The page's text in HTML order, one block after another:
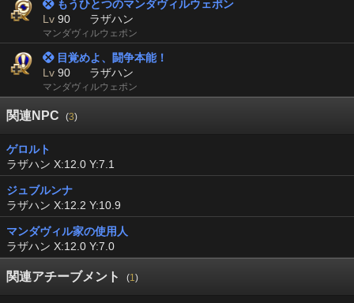
 もうひとつのマンダヴィルウェポン
Lv 90 ラザハン
マンダヴィルウェポン
 目覚めよ、闘争本能！
Lv 90 ラザハン
マンダヴィルウェポン
関連NPC (3)
ゲロルト
ラザハン X:12.0 Y:7.1
ジュブルンナ
ラザハン X:12.2 Y:10.9
マンダヴィル家の使用人
ラザハン X:12.0 Y:7.0
関連アチーブメント (1)